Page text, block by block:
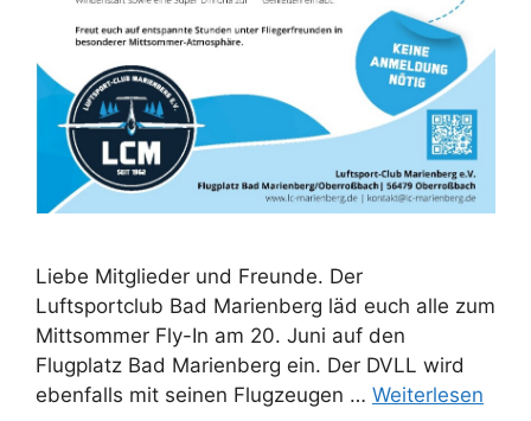
Liebe Mitglieder und Freunde. Der
Luftsportclub Bad Marienberg läd euch alle zum
Mittsommer Fly-In am 20. Juni auf den
Flugplatz Bad Marienberg ein. Der DVLL wird
ebenfalls mit seinen Flugzeugen … Weiterlesen